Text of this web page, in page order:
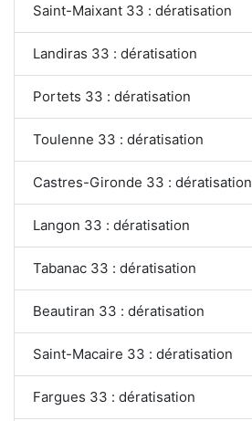
Saint-Maixant 33 : dératisation
Landiras 33 : dératisation
Portets 33 : dératisation
Toulenne 33 : dératisation
Castres-Gironde 33 : dératisation
Langon 33 : dératisation
Tabanac 33 : dératisation
Beautiran 33 : dératisation
Saint-Macaire 33 : dératisation
Fargues 33 : dératisation